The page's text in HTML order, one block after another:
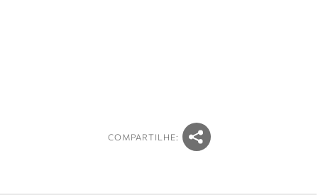
COMPARTILHE: